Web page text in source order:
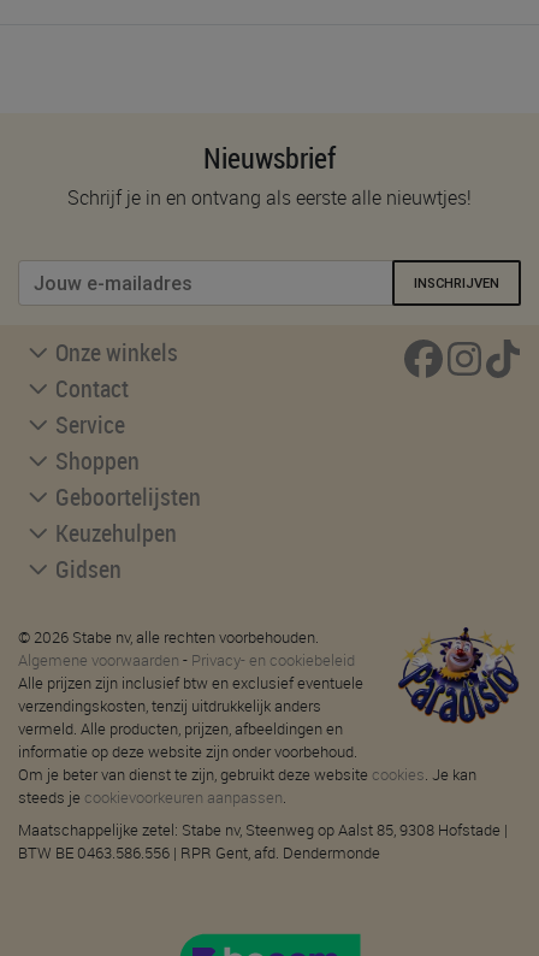
Nieuwsbrief
Schrijf je in en ontvang als eerste alle nieuwtjes!
INSCHRIJVEN
Onze winkels
Contact
Service
Shoppen
Geboortelijsten
Keuzehulpen
Gidsen
© 2026 Stabe nv, alle rechten voorbehouden.
Algemene voorwaarden - Privacy- en cookiebeleid
Alle prijzen zijn inclusief btw en exclusief eventuele
verzendingskosten, tenzij uitdrukkelijk anders
vermeld. Alle producten, prijzen, afbeeldingen en
informatie op deze website zijn onder voorbehoud.
Om je beter van dienst te zijn, gebruikt deze website cookies. Je kan
steeds je cookievoorkeuren aanpassen.
Maatschappelijke zetel: Stabe nv, Steenweg op Aalst 85, 9308 Hofstade |
BTW BE 0463.586.556 | RPR Gent, afd. Dendermonde